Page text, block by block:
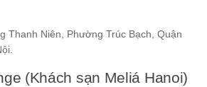
Thanh Niên, Phường Trúc Bạch, Quận
(Khách sạn Meliá Hanoi)